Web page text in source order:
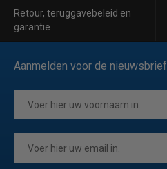
Retour, teruggavebeleid en
garantie
Aanmelden voor de nieuwsbrief